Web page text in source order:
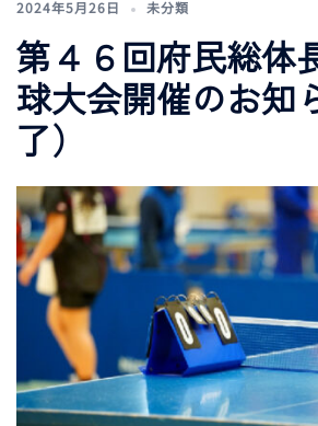
2024年5月26日 未分類
第４６回府民総体
球大会開催のお知
了）